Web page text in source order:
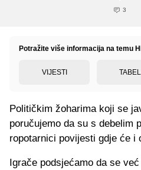
3
Potražite više informacija na temu
VIJESTI
Političkim žoharima koji se
poručujemo da su s debelim
ropotarnici povijesti gdje će i
Igrače podsjećamo da se